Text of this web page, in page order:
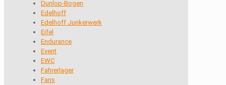
Dunlop-Bogen
Edelhoff
Edelhoff Junkerwerk
Eifel
Endurance
Event
EWC
Fahrerlager
Fans